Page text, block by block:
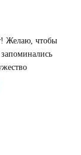
Желаю, чтобы